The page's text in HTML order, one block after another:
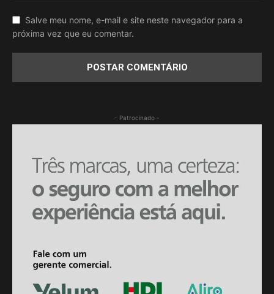
Salve meu nome, e-mail e site neste navegador para a
próxima vez que eu comentar.
- Patrocinado -